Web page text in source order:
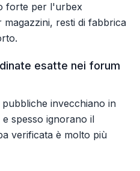
forte per l'urbex
resti di fabbrica
esatte nei forum
invecchiano in
spesso ignorano il
verificata è molto più